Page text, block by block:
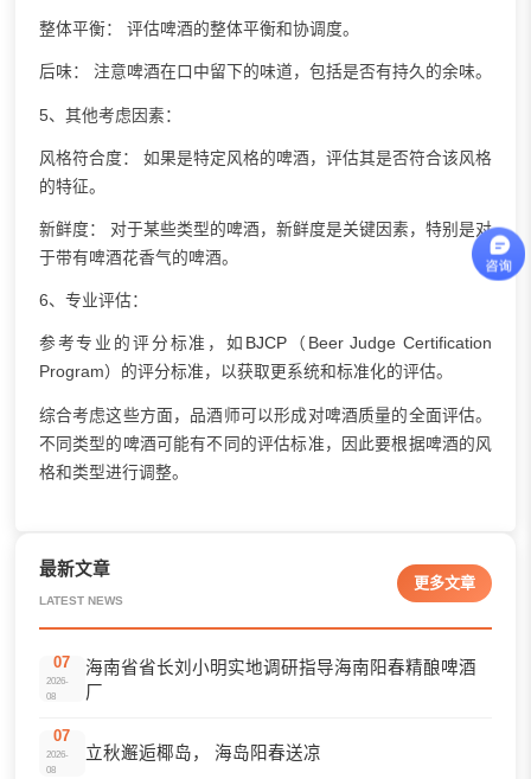
整体平衡： 评估啤酒的整体平衡和协调度。
后味： 注意啤酒在口中留下的味道，包括是否有持久的余味。
5、其他考虑因素：
风格符合度： 如果是特定风格的啤酒，评估其是否符合该风格
的特征。
新鲜度： 对于某些类型的啤酒，新鲜度是关键因素，特别是对
于带有啤酒花香气的啤酒。
6、专业评估：
参考专业的评分标准，如 BJCP（Beer Judge Certification
Program）的评分标准，以获取更系统和标准化的评估。
综合考虑这些方面，品酒师可以形成对啤酒质量的全面评估。
不同类型的啤酒可能有不同的评估标准，因此要根据啤酒的风
格和类型进行调整。
最新文章
LATEST NEWS
更多文章
07
2026-
08
海南省省长刘小明实地调研指导海南阳春精酿啤酒
厂
07
2026-
08
立秋邂逅椰岛， 海岛阳春送凉